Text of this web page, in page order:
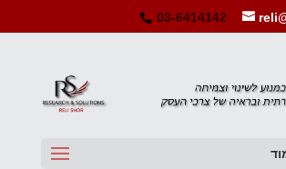
03-6414142